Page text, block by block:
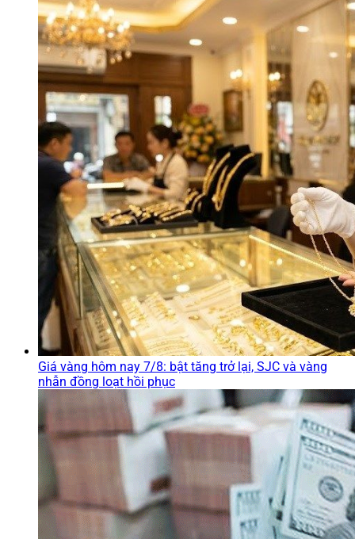
Giá vàng hôm nay 7/8: bật tăng trở lại, SJC và vàng
nhẫn đồng loạt hồi phục